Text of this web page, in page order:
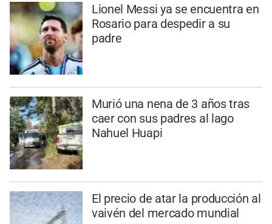
Lionel Messi ya se encuentra en
Rosario para despedir a su
padre
Murió una nena de 3 años tras
caer con sus padres al lago
Nahuel Huapi
El precio de atar la producción al
vaivén del mercado mundial